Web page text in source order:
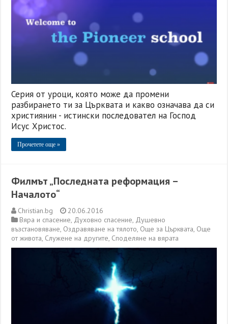
Серия от уроци, която може да промени
разбирането ти за Църквата и какво означава да си
християнин - истински последовател на Господ
Исус Христос.
Прочетете още »
Филмът „Последната реформация –
Началото“
Christian.bg
20.06.2016
Вяра и спасение, Духовно спасение, Душевно
възстановяване, Оздравяване на тялото, Още за Църквата, Още
от живота, Служене на другите, Споделяне на вярата